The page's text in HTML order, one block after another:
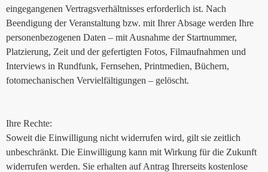
eingegangenen Vertragsverhältnisses erforderlich ist. Nach
Beendigung der Veranstaltung bzw. mit Ihrer Absage werden Ihre
personenbezogenen Daten – mit Ausnahme der Startnummer,
Platzierung, Zeit und der gefertigten Fotos, Filmaufnahmen und
Interviews in Rundfunk, Fernsehen, Printmedien, Büchern,
fotomechanischen Vervielfältigungen – gelöscht.
Ihre Rechte:
Soweit die Einwilligung nicht widerrufen wird, gilt sie zeitlich
unbeschränkt. Die Einwilligung kann mit Wirkung für die Zukunft
widerrufen werden. Sie erhalten auf Antrag Ihrerseits kostenlose